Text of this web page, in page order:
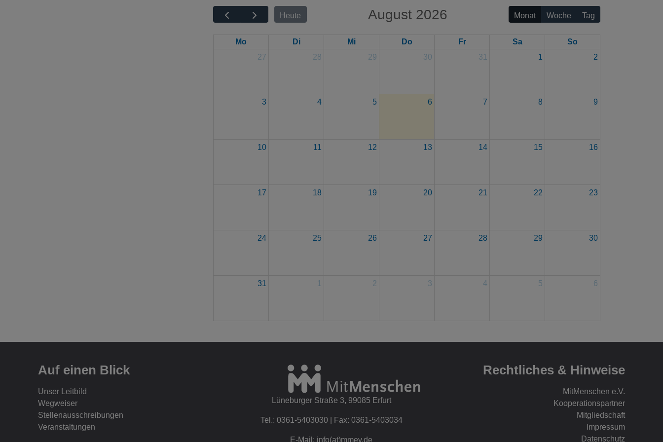
Heute August 2026 Monat Woche Tag
Mo Di Mi Do Fr Sa
So
27
28 29 30 31 1 2
3 4 5 6 7 8 9
10 11 12 13 14 15 16
17 18 19 20 21 22 23
24 25 26 27 28 29 30
31 1 2 3 4 5 6
Auf einen Blick
Unser Leitbild
Wegweiser
Stellenausschreibungen
Veranstaltungen
Lüneburger Straße 3, 99085 Erfurt
Tel.: 0361-5403030 | Fax: 0361-5403034
E-Mail: info(at)mmev.de
Rechtliches & Hinweise
MitMenschen e.V.
Kooperationspartner
Mitgliedschaft
Impressum
Datenschutz